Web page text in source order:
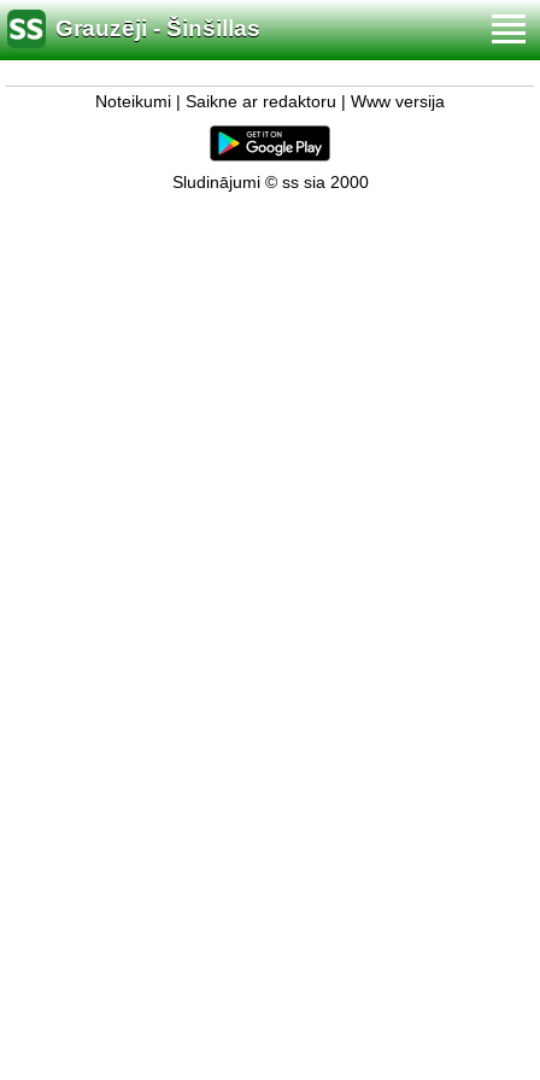
Grauzēji - Šinšillas
Noteikumi Saikne ar redaktoru Www versija
Sludinājumi © ss sia 2000